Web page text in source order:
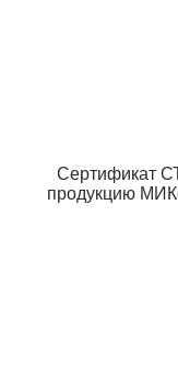
Сертификат
продукцию